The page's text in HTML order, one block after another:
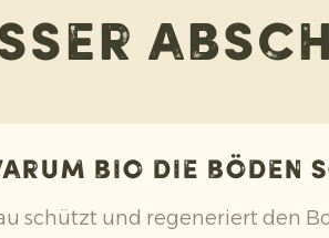
Bio die Böden
schützt und regeneriert den